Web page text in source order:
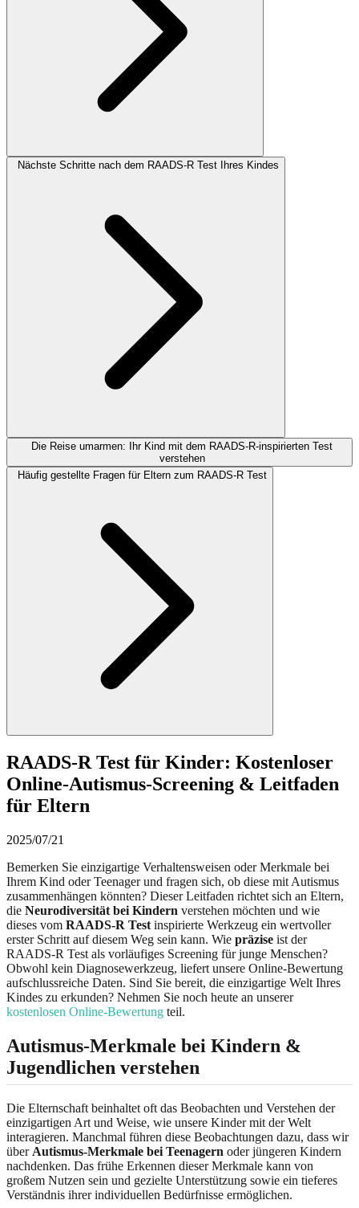
Nächste Schritte nach dem RAADS-R Test Ihres Kindes
Die Reise umarmen: Ihr Kind mit dem RAADS-R-inspirierten Test
verstehen
Häufig gestellte Fragen für Eltern zum RAADS-R Test
RAADS-R Test für Kinder: Kostenloser
Online-Autismus-Screening & Leitfaden
für Eltern
2025/07/21
Bemerken Sie einzigartige Verhaltensweisen oder Merkmale bei
Ihrem Kind oder Teenager und fragen sich, ob diese mit Autismus
zusammenhängen könnten? Dieser Leitfaden richtet sich an Eltern,
die Neurodiversität bei Kindern verstehen möchten und wie
dieses vom RAADS-R Test inspirierte Werkzeug ein wertvoller
erster Schritt auf diesem Weg sein kann. Wie präzise ist der
RAADS-R Test als vorläufiges Screening für junge Menschen?
Obwohl kein Diagnosewerkzeug, liefert unsere Online-Bewertung
aufschlussreiche Daten. Sind Sie bereit, die einzigartige Welt Ihres
Kindes zu erkunden? Nehmen Sie noch heute an unserer
kostenlosen Online-Bewertung teil.
Autismus-Merkmale bei Kindern &
Jugendlichen verstehen
Die Elternschaft beinhaltet oft das Beobachten und Verstehen der
einzigartigen Art und Weise, wie unsere Kinder mit der Welt
interagieren. Manchmal führen diese Beobachtungen dazu, dass wir
über Autismus-Merkmale bei Teenagern oder jüngeren Kindern
nachdenken. Das frühe Erkennen dieser Merkmale kann von
großem Nutzen sein und gezielte Unterstützung sowie ein tieferes
Verständnis ihrer individuellen Bedürfnisse ermöglichen.